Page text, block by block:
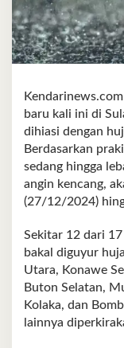
baru kali ini di
dihiasi dengan
Berdasarkan
sedang hingga
angin kencang,
(27/12/2024)
Sekitar 12 dari
bakal diguyur
Utara, Konawe
Buton Selatan,
Kolaka, dan
lainnya